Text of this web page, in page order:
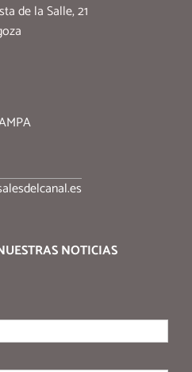
de la Salle, 21
NOTICIAS